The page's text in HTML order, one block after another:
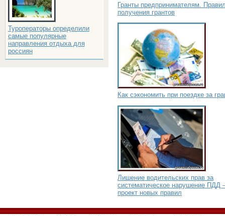
Туроператоры определили
самые популярные
направления отдыха для
россиян
Гранты предпринимателям.
получения грантов
Как сэкономить при поездке за
Лишение водительских прав за
систематическое нарушение ПДД
проект новых правил